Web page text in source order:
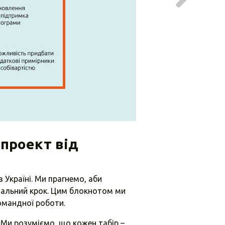
від
Ми прагнемо, аби
крок. Цим блокнотом ми
роботи.
розуміємо, що кожен табір –